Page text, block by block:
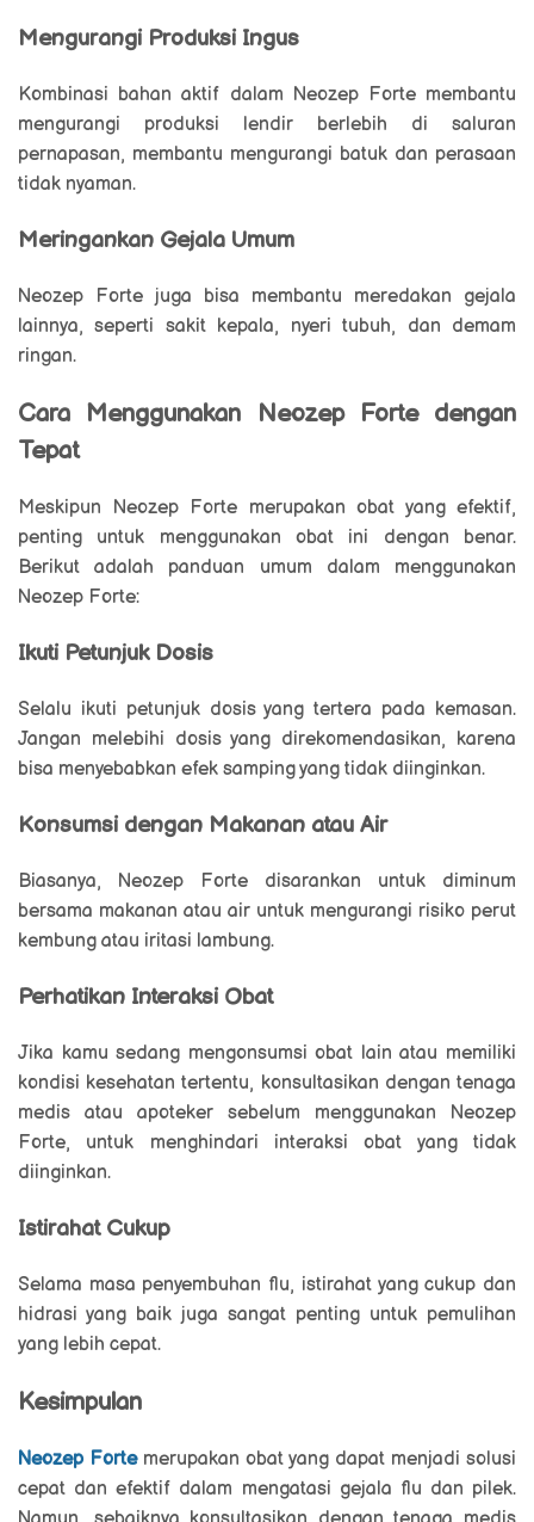
Mengurangi Produksi Ingus
Kombinasi bahan aktif dalam Neozep Forte membantu
mengurangi produksi lendir berlebih di saluran
pernapasan, membantu mengurangi batuk dan perasaan
tidak nyaman.
Meringankan Gejala Umum
Neozep Forte juga bisa membantu meredakan gejala
lainnya, seperti sakit kepala, nyeri tubuh, dan demam
ringan.
Cara Menggunakan Neozep Forte dengan
Tepat
Meskipun Neozep Forte merupakan obat yang efektif,
penting untuk menggunakan obat ini dengan benar.
Berikut adalah panduan umum dalam menggunakan
Neozep Forte:
Ikuti Petunjuk Dosis
Selalu ikuti petunjuk dosis yang tertera pada kemasan.
Jangan melebihi dosis yang direkomendasikan, karena
bisa menyebabkan efek samping yang tidak diinginkan.
Konsumsi dengan Makanan atau Air
Biasanya, Neozep Forte disarankan untuk diminum
bersama makanan atau air untuk mengurangi risiko perut
kembung atau iritasi lambung.
Perhatikan Interaksi Obat
Jika kamu sedang mengonsumsi obat lain atau memiliki
kondisi kesehatan tertentu, konsultasikan dengan tenaga
medis atau apoteker sebelum menggunakan Neozep
Forte, untuk menghindari interaksi obat yang tidak
diinginkan.
Istirahat Cukup
Selama masa penyembuhan flu, istirahat yang cukup dan
hidrasi yang baik juga sangat penting untuk pemulihan
yang lebih cepat.
Kesimpulan
Neozep Fortemerupakan obat yang dapat menjadi solusi
cepat dan efektif dalam mengatasi gejala flu dan pilek.